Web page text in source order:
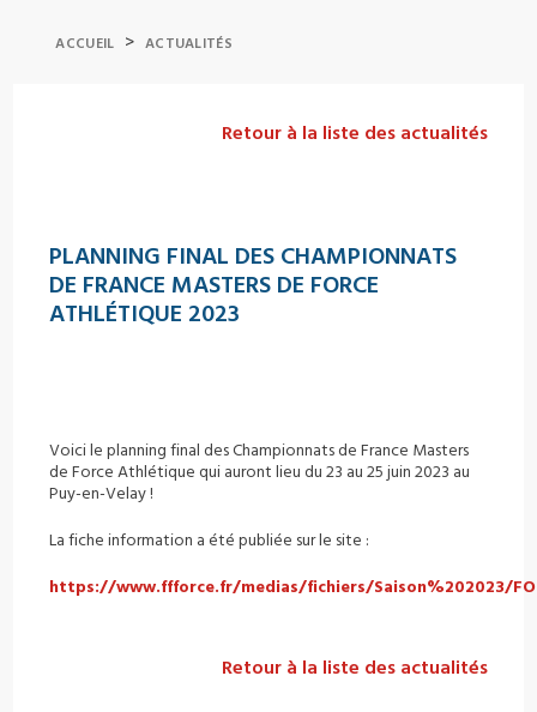
ACCUEIL > ACTUALITÉS
Retour à la liste des actualités
PLANNING FINAL DES CHAMPIONNATS
DE FRANCE MASTERS DE FORCE
ATHLÉTIQUE 2023
Voici le planning final des Championnats de France Masters
de Force Athlétique qui auront lieu du 23 au 25 juin 2023 au
Puy-en-Velay !
La fiche information a été publiée sur le site :
https://www.ffforce.fr/medias/fichiers/Saison%202023/
Retour à la liste des actualités